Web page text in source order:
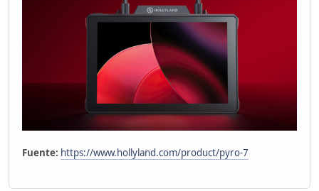
Fuente: https://www.hollyland.com/product/pyro-7